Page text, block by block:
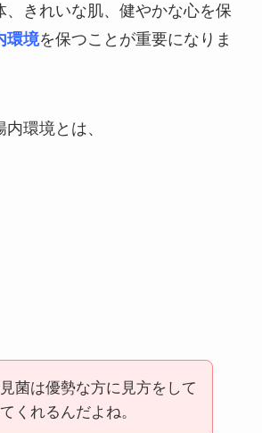
、きれいな肌、健やかな心を保
環境を保つことが重要になりま
環境とは、
菌は優勢な方に見方をして
くれるんだよね。